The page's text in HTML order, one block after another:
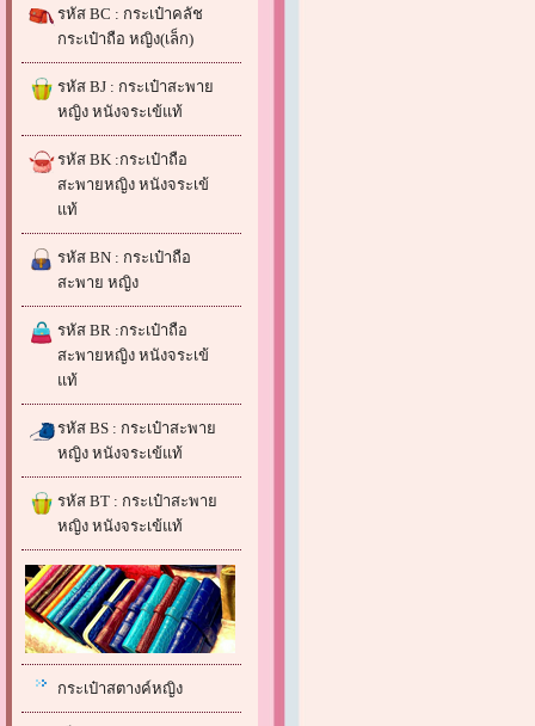
รหัส BC : กระเป๋าคลัช
กระเป๋าถือ หญิง(เล็ก)
รหัส BJ : กระเป๋าสะพาย
หญิง หนังจระเข้แท้
รหัส BK :กระเป๋าถือ
สะพายหญิง หนังจระเข้
แท้
รหัส BN : กระเป๋าถือ
สะพาย หญิง
รหัส BR :กระเป๋าถือ
สะพายหญิง หนังจระเข้
แท้
รหัส BS : กระเป๋าสะพาย
หญิง หนังจระเข้แท้
รหัส BT : กระเป๋าสะพาย
หญิง หนังจระเข้แท้
กระเป๋าสตางค์หญิง